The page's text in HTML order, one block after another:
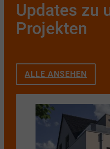
Updates zu
Projekten
ALLE ANSEHEN